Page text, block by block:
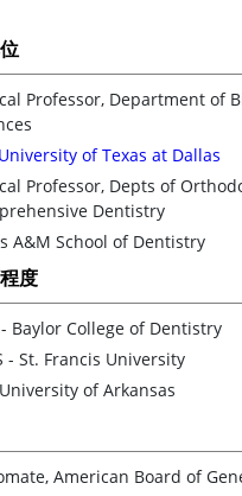
Professor, Department of
of Texas at Dallas
Professor, Depts of
Dentistry
A&M School of Dentistry
度
- Baylor College of Dentistry
- St. Francis University
of Arkansas
American Board of